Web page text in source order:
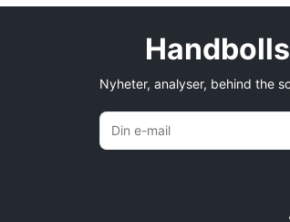
Nyheter, analyser, behind the